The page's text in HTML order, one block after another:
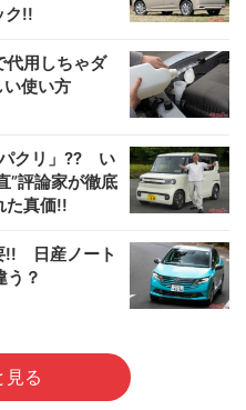
ク!!
代用しちゃダ
使い方
クリ」?? い
評論家が徹底
た真価!!
!! 日産ノート
う？
見る